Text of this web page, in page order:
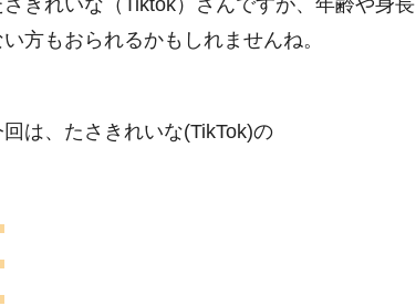
きれいな（Tiktok）さんですが、年齢や身
方もおられるかもしれませんね。
は、たさきれいな(TikTok)の